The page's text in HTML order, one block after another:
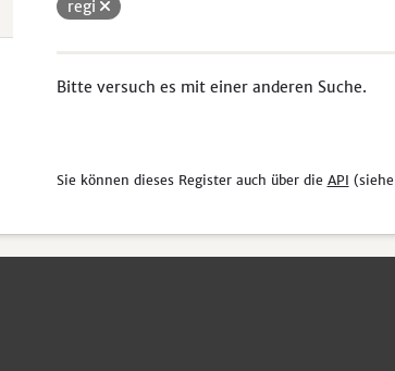
regi
Bitte versuch es mit einer anderen Suche.
Sie können dieses Register auch über die API (siehe